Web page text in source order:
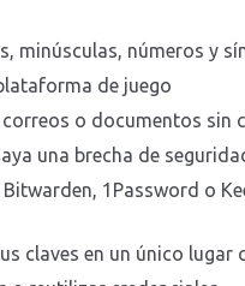
minúsculas, números y
de juego
o documentos sin
una brecha de
1Password o
claves en un único